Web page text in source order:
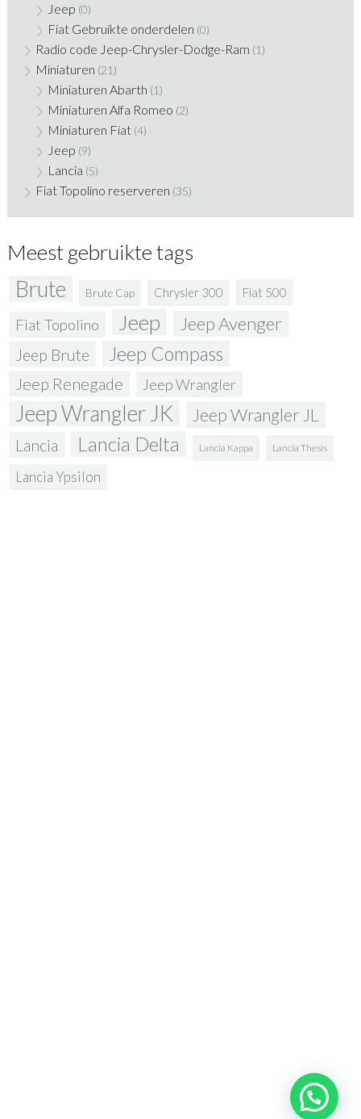
Jeep (0)
Fiat Gebruikte onderdelen (0)
Radio code Jeep-Chrysler-Dodge-Ram (1)
Miniaturen (21)
Miniaturen Abarth (1)
Miniaturen Alfa Romeo (2)
Miniaturen Fiat (4)
Jeep (9)
Lancia (5)
Fiat Topolino reserveren (35)
Meest gebruikte tags
Brute Brute Cap Chrysler 300 Fiat 500
Fiat Topolino Jeep Jeep Avenger
Jeep Brute Jeep Compass
Jeep Renegade Jeep Wrangler
Jeep Wrangler JK Jeep Wrangler JL
Lancia Lancia Delta Lancia Kappa Lancia Thesis
Lancia Ypsilon